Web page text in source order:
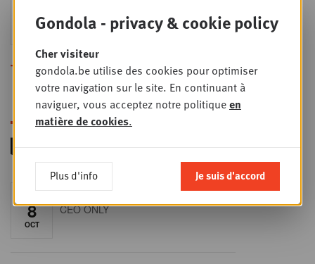
24
SEPT
2026
Sales & Nego summit 2026
Toutes les formations
8
OCT
RET-TALK
CEO ONLY
Gondola - privacy & cookie policy
Cher visiteur
gondola.be utilise des cookies pour optimiser
votre navigation sur le site. En continuant à
naviguer, vous acceptez notre politiqueen
matière de cookies.
Plus d'info Je suis d'accord